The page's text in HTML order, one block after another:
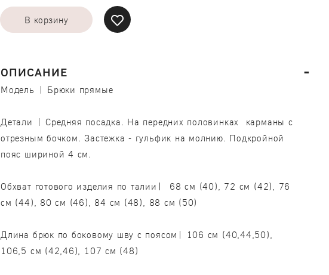
В корзину
ОПИСАНИЕ
Модель | Брюки прямые
Детали | Средняя посадка. На передних половинках карманы с
отрезным бочком. Застежка - гульфик на молнию. Подкройной
пояс шириной 4 см.
Обхват готового изделия по талии| 68 см (40), 72 см (42), 76
см (44), 80 см (46), 84 см (48), 88 см (50)
Длина брюк по боковому шву с поясом| 106 см (40,44,50),
106,5 см (42,46), 107 см (48)